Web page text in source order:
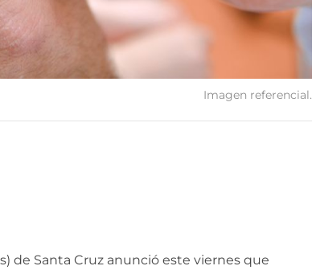
Imagen referencial.
de Santa Cruz anunció este viernes que